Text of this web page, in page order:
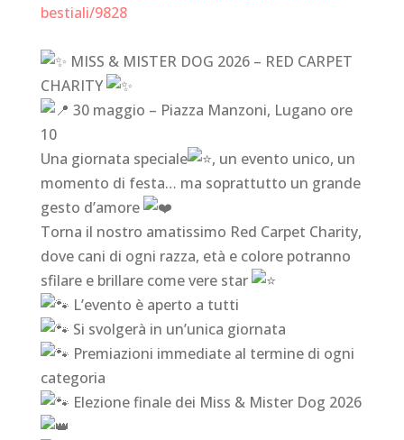
bestiali/9828
MISS & MISTER DOG 2026 – RED CARPET
CHARITY
30 maggio – Piazza Manzoni, Lugano ore
10
Una giornata speciale
, un evento unico, un
momento di festa… ma soprattutto un grande
gesto d’amore
Torna il nostro amatissimo Red Carpet Charity,
dove cani di ogni razza, età e colore potranno
sfilare e brillare come vere star
L’evento è aperto a tutti
Si svolgerà in un’unica giornata
Premiazioni immediate al termine di ogni
categoria
Elezione finale dei Miss & Mister Dog 2026